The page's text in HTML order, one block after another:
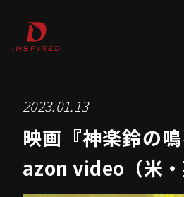
2023.01.13
映画『神楽鈴の
azon video（米